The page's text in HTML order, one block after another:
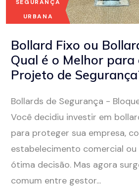
SEGURANÇA
URBANA
Bollard Fixo ou
Qual é o Melhor para
Projeto de
Bollards de Segurança -
Você decidiu investir em
para proteger sua empresa,
estabelecimento comercial
ótima decisão. Mas agora
comum entre gestor...